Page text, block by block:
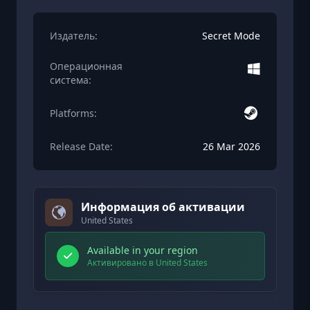
Издатель: Secret Mode
Операционная
система:
Platforms:
Release Date: 26 Mar 2026
Информация об активации
United States
Available in your region
Активировано в United States